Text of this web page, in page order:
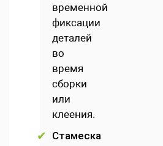
временной
фиксации
деталей
во
время
сборки
или
клеения.
Стамеска